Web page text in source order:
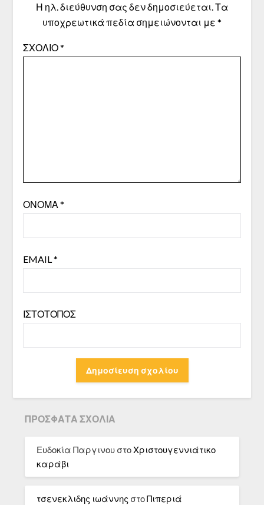
Η ηλ. διεύθυνση σας δεν δημοσιεύεται. Τα
υποχρεωτικά πεδία σημειώνονται με *
ΣΧΌΛΙΟ*
ΌΝΟΜΑ *
EMAIL *
ΙΣΤΌΤΟΠΟΣ
ΠΡΌΣΦΑΤΑ ΣΧΌΛΙΑ
Ευδοκία Παργινου στοΧριστουγεννιάτικο
καράβι
τσενεκλιδης ιωάννης στοΠιπεριά